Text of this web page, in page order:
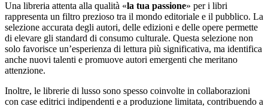
Una libreria attenta alla qualità «la tua passione» per i libri
rappresenta un filtro prezioso tra il mondo editoriale e il pubblico. La
selezione accurata degli autori, delle edizioni e delle opere permette
di elevare gli standard di consumo culturale. Questa selezione non
solo favorisce un’esperienza di lettura più significativa, ma identifica
anche nuovi talenti e promuove autori emergenti che meritano
attenzione.
Inoltre, le librerie di lusso sono spesso coinvolte in collaborazioni
con case editrici indipendenti e a produzione limitata, contribuendo a